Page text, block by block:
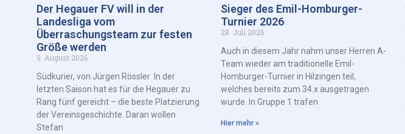
Der Hegauer FV will in der
Landesliga vom
Überraschungsteam zur festen
Größe werden
5. August 2026
Südkurier, von Jürgen Rössler In der
letzten Saison hat es für die Hegauer zu
Rang fünf gereicht – die beste Platzierung
der Vereinsgeschichte. Daran wollen
Stefan
Sieger des Emil-Homburger-
Turnier 2026
28. Juli 2026
Auch in diesem Jahr nahm unser Herren A-
Team wieder am traditionelle Emil-
Homburger-Turnier in Hilzingen teil,
welches bereits zum 34.x ausgetragen
wurde. In Gruppe 1 trafen
Hier mehr »